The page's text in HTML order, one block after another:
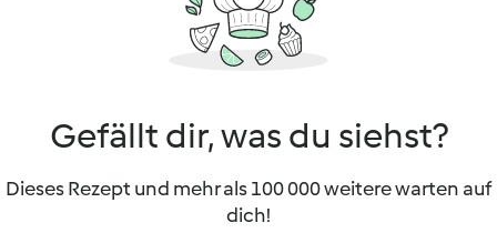
Gefällt dir, was du siehst?
Dieses Rezept und mehr als 100 000 weitere warten auf
dich!